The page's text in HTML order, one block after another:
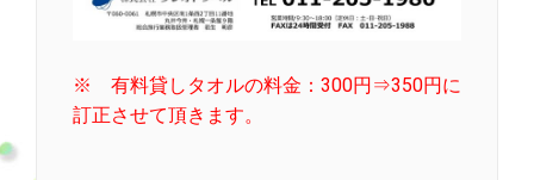
※ 有料貸しタオルの料金：300円⇒350円に
訂正させて頂きます。